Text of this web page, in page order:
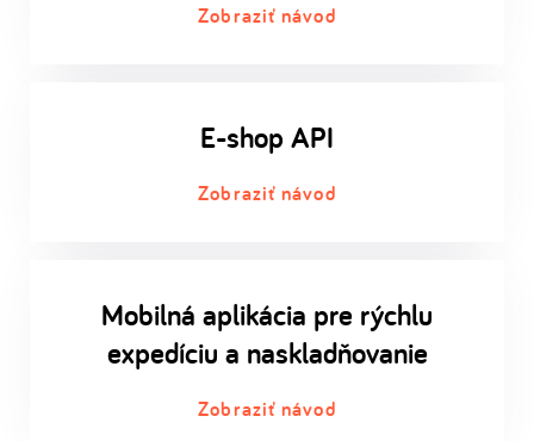
Zobraziť návod
E-shop API
Zobraziť návod
Mobilná aplikácia pre rýchlu
expedíciu a naskladňovanie
Zobraziť návod